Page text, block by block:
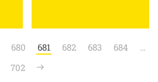
680 681 682 683 684
…
702